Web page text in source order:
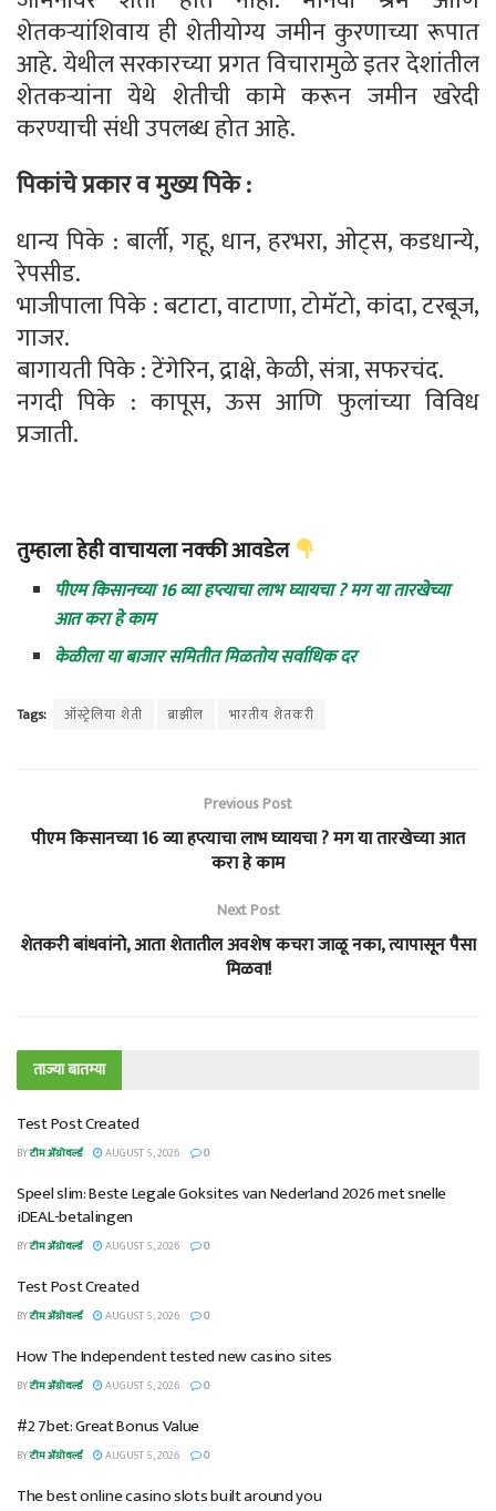
शेतकर्‍यांशिवाय ही शेतीयोग्य जमीन कुरणाच्या रूपात
आहे. येथील सरकारच्या प्रगत विचारामुळे इतर देशांतील
शेतकर्‍यांना येथे शेतीची कामे करून जमीन खरेदी
करण्याची संधी उपलब्ध होत आहे.
पिकांचे प्रकार व मुख्य पिके :
धान्य पिके : बार्ली, गहू, धान, हरभरा, ओट्स, कडधान्ये,
रेपसीड.
भाजीपाला पिके : बटाटा, वाटाणा, टोमॅटो, कांदा, टरबूज,
गाजर.
बागायती पिके : टेंगेरिन, द्राक्षे, केळी, संत्रा, सफरचंद.
नगदी पिके : कापूस, ऊस आणि फुलांच्या विविध
प्रजाती.
तुम्हाला हेही वाचायला नक्की आवडेल
पीएम किसानच्या 16 व्या हप्त्याचा लाभ घ्यायचा ? मग या तारखेच्या
आत करा हे काम
केळीला या बाजार समितीत मिळतोय सर्वाधिक दर
Tags: ऑस्ट्रेलिया शेती ब्राझील भारतीय शेतकरी
Previous Post
पीएम किसानच्या 16 व्या हप्त्याचा लाभ घ्यायचा ? मग या तारखेच्या आत
करा हे काम
Next Post
शेतकरी बांधवांनो, आता शेतातील अवशेष कचरा जाळू नका, त्यापासून पैसा
मिळवा!
ताज्या बातम्या
Test Post Created
BYटीम ॲग्रोवर्ल्ड AUGUST 5, 2026 0
Speel slim: Beste Legale Goksites van Nederland 2026 met snelle
iDEAL-betalingen
BYटीम ॲग्रोवर्ल्ड AUGUST 5, 2026 0
Test Post Created
BYटीम ॲग्रोवर्ल्ड AUGUST 5, 2026 0
How The Independent tested new casino sites
BYटीम ॲग्रोवर्ल्ड AUGUST 5, 2026 0
#2 7bet: Great Bonus Value
BYटीम ॲग्रोवर्ल्ड AUGUST 5, 2026 0
The best online casino slots built around you